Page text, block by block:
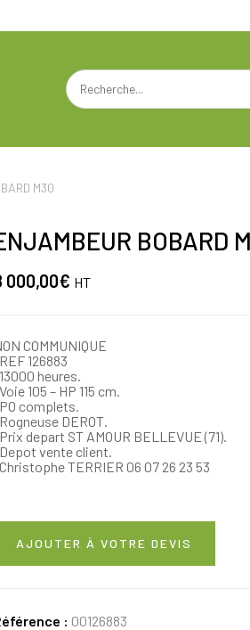
M30
BOBARD
000,00€ HT
COMMUNIQUE
126883
heures.
105 – HP 115 cm.
complets.
DEROT.
depart ST AMOUR BELLEVUE (71).
vente client.
TERRIER 06 07 26 23 53
AJOUTER À VOTRE DEVIS
: 00126883